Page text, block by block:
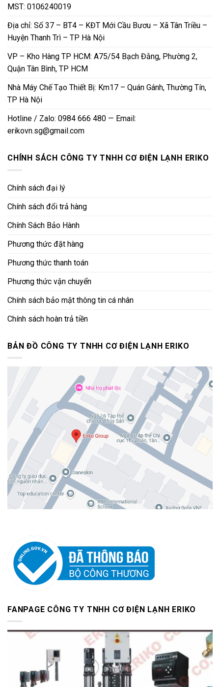
MST: 0106240019
Địa chỉ: Số 37 – BT4 – KĐT Mới Cầu Bươu – Xã Tân Triều –
Huyện Thanh Trì – TP Hà Nội
VP – Kho Hàng TP HCM: A75/54 Bạch Đằng, Phường 2,
Quận Tân Bình, TP HCM
Nhà Máy Chế Tạo Thiết Bị: Km17 – Quán Gánh, Thường Tín,
TP Hà Nội
Hotline / Zalo: 0984 666 480 — Email:
erikovn.sg@gmail.com
CHÍNH SÁCH CÔNG TY TNHH CƠ ĐIỆN LẠNH ERIKO
Chính sách đại lý
Chính sách đổi trả hàng
Chính Sách Bảo Hành
Phương thức đặt hàng
Phương thức thanh toán
Phương thức vận chuyển
Chính sách bảo mật thông tin cá nhân
Chính sách hoàn trả tiền
BẢN ĐỒ CÔNG TY TNHH CƠ ĐIỆN LẠNH ERIKO
FANPAGE CÔNG TY TNHH CƠ ĐIỆN LẠNH ERIKO